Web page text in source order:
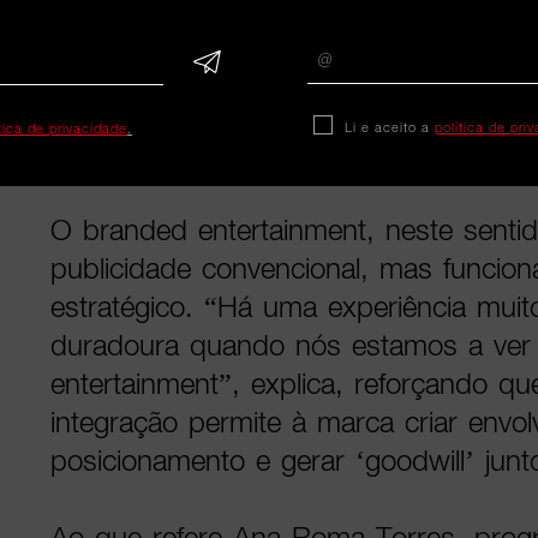
parte do seu dia a dia”, afirma,
aproximação é mais eficaz do que a
O branded entertainment, neste
publicidade convencional, mas
estratégico. “Há uma experiência
duradoura quando nós estamos a
entertainment”, explica, reforçando
integração permite à marca criar
posicionamento e gerar ‘goodwill’
de privacidade. Li e aceito a política de